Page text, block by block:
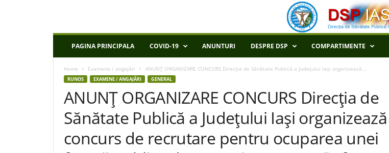
P
PAGINA PRINCIPALA COVID-19 ANUNTURI DESPRE DSP COMPARTIMENTE
Home Examene / angajări ANUNŢ ORGANIZARE CONCURS Direcţia de Sănătate Publică a Judeţului Iaşi organizează...
RUNOS EXAMENE / ANGAJĂRI GENERAL
ANUNŢ ORGANIZARE CONCURS Direcţia de
Sănătate Publică a Judeţului Iaşi organizează
concurs de recrutare pentru ocuparea unei